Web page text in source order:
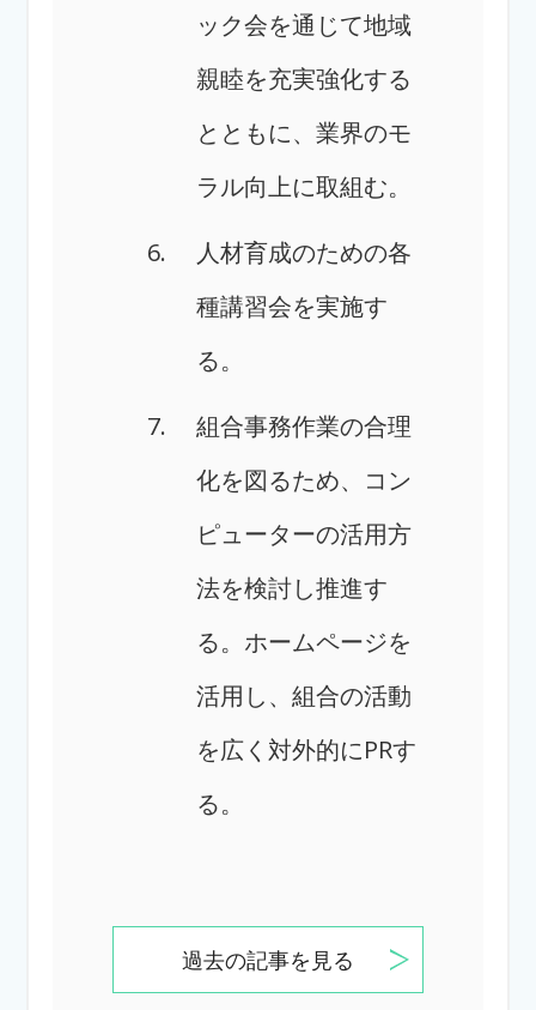
ック会を通じて地域
親睦を充実強化する
とともに、業界のモ
ラル向上に取組む。
人材育成のための各
種講習会を実施す
る。
組合事務作業の合理
化を図るため、コン
ピューターの活用方
法を検討し推進す
る。 ホームページを
活用し、組合の活動
を広く対外的にPRす
る。
過去の記事を見る